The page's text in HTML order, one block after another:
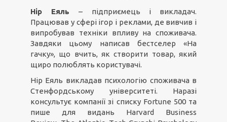
Нір Еяль– підприємець і викладач.
Працював у сфері ігор і реклами, де вивчив і
випробував техніки впливу на споживача.
Завдяки цьому написав бестселер «На
гачку», що вчить, як створити товар, який
щиро полюблять користувачі.
Нір Еяль викладав психологію споживача в
Стенфордському університеті. Наразі
консультує компанії зі списку Fortune 500 та
пише для видань Harvard Business